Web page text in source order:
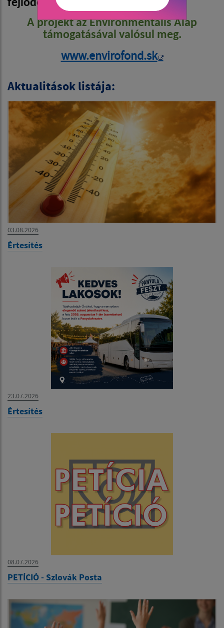
fejlődésének feltételeinek javítása.
A projekt az Environmentális Alap
támogatásával valósul meg.
www.envirofond.sk
Aktualitások listája:
03.08.2026
Értesítés
23.07.2026
Értesítés
08.07.2026
PETÍCIÓ - Szlovák Posta